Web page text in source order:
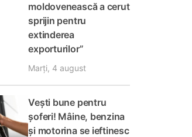
moldovenească a cerut
sprijin pentru
extinderea
exporturilor”
Marți, 4 august
Vești bune pentru
șoferi! Mâine, benzina
și motorina se ieftinesc